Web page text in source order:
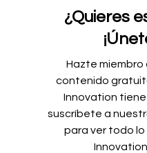
¿Quieres
Hazte miembro
contenido
Innovation tiene
suscríbete a
para ver todo lo